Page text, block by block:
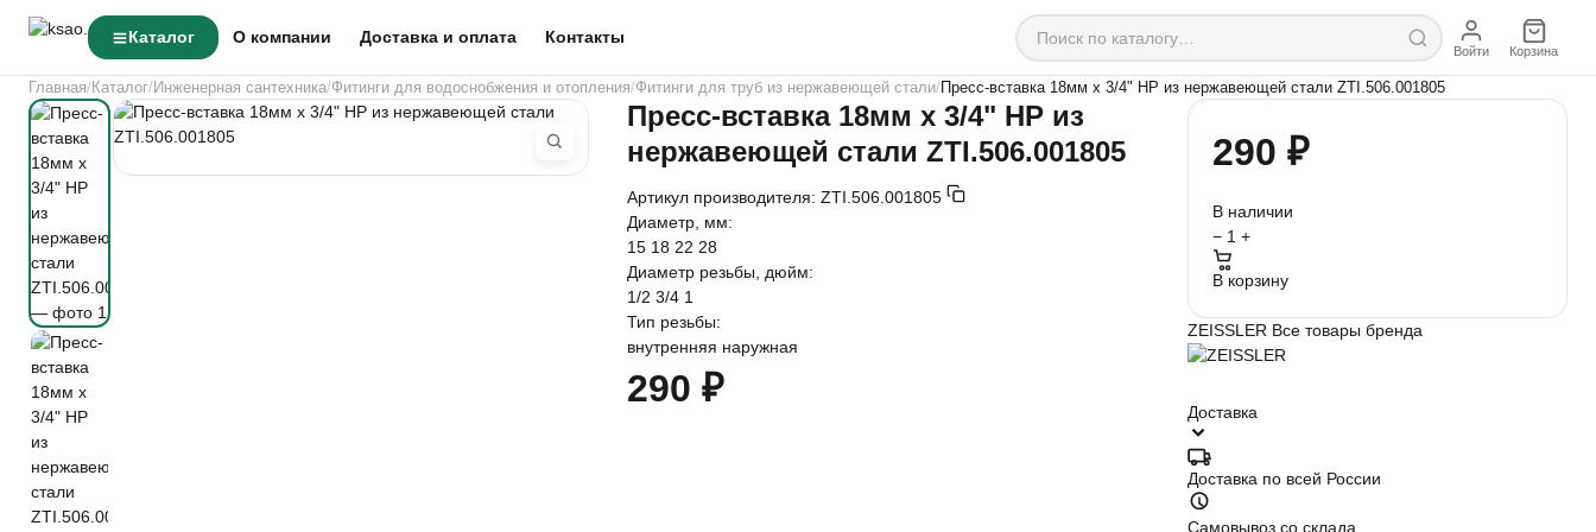
Каталог О компании Доставка и оплата Контакты
Войти Корзина
Главная Каталог Инженерная сантехника Фитинги для водоснобжения и отопления Фитинги для труб из нержавеющей стали Пресс-вставка 18мм х 3/4" НР из нержавеющей стали ZTI.506.001805
Пресс-вставка 18мм х 3/4" НР из
нержавеющей стали ZTI.506.001805
Артикул производителя: ZTI.506.001805
Диаметр, мм:
15 18 22 28
Диаметр резьбы, дюйм:
1/2 3/4 1
Тип резьбы:
внутренняя наружная
290 ₽
290 ₽
В наличии
− 1 +
В корзину
ZEISSLER Все товары бренда
Доставка
Доставка по всей России
Самовывоз со склада